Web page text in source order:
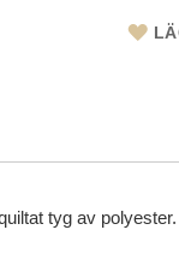
tyg av